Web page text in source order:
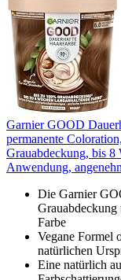
Garnier GOOD
permanente
Grauabdeckung, bis 8
Anwendung,
Die Garnier
Grauabdeckung
Farbe
Vegane Formel
natürlichen
Eine natürlich